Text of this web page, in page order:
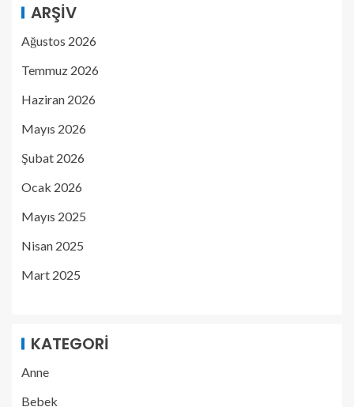
ARŞIV
Ağustos 2026
Temmuz 2026
Haziran 2026
Mayıs 2026
Şubat 2026
Ocak 2026
Mayıs 2025
Nisan 2025
Mart 2025
KATEGORI
Anne
Bebek